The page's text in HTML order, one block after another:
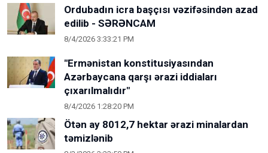
Ordubadın icra başçısı vəzifəsindən azad
edilib - SƏRƏNCAM
8/4/2026 3:33:21 PM
"Ermənistan konstitusiyasından
Azərbaycana qarşı ərazi iddiaları
çıxarılmalıdır"
8/4/2026 1:28:20 PM
Ötən ay 8012,7 hektar ərazi minalardan
təmizlənib